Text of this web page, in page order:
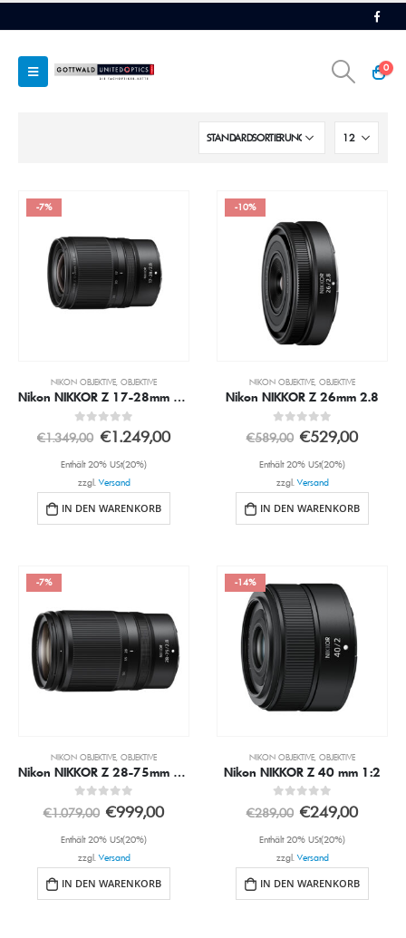
0
-7%
NIKON OBJEKTIVE OBJEKTIVE
Nikon NIKKOR Z 17-28mm 2.8
0 out of 5
€1.349,00 €1.249,00
Enthält 20% USt(20%)
zzgl.Versand
IN DEN WARENKORB
-10%
NIKON OBJEKTIVE OBJEKTIVE
Nikon NIKKOR Z 26mm 2.8
0 out of 5
€589,00 €529,00
Enthält 20% USt(20%)
zzgl.Versand
IN DEN WARENKORB
-7%
NIKON OBJEKTIVE OBJEKTIVE
Nikon NIKKOR Z 28-75mm 2.8
0out of 5
€1.079,00 €999,00
Enthält 20% USt(20%)
zzgl.Versand
IN DEN WARENKORB
-14%
NIKON OBJEKTIVE OBJEKTIVE
Nikon NIKKOR Z 40 mm 1:2
0 out of 5
€289,00 €249,00
Enthält 20% USt(20%)
zzgl.Versand
IN DEN WARENKORB